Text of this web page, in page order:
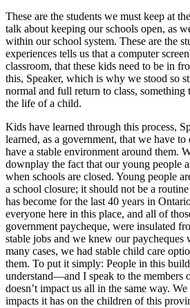
These are the students we must keep at
talk about keeping our schools open, as
within our school system. These are the
experiences tells us that a computer
classroom, that these kids need to be in
this, Speaker, which is why we stood so
normal and full return to class,
the life of a child.
Kids have learned through this process,
learned, as a government, that we have to
have a stable environment around them.
downplay the fact that our young people
when schools are closed. Young people
a school closure; it should not be a
has become for the last 40 years in
everyone here in this place, and all of
government paycheque, were insulated
stable jobs and we knew our paycheques
many cases, we had stable child care
them. To put it simply: People in this
understand—and I speak to the members
doesn’t impact us all in the same way.
impacts it has on the children of this